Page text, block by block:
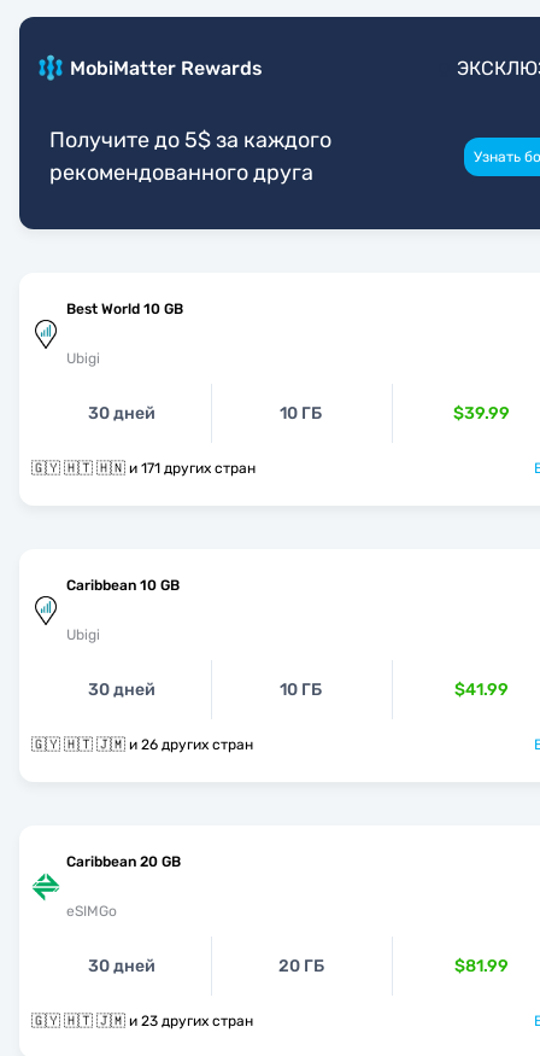
MobiMatter Rewards
Получите до 5$ за каждого
рекомендованного друга
Узнать
Best World 10 GB
Ubigi
30 дней 10 ГБ $39.99
🇬🇾 🇭🇹 🇭🇳 и 171 других стран
Caribbean 10 GB
Ubigi
30 дней 10 ГБ $41.99
🇬🇾 🇭🇹 🇯🇲 и 26 других стран
Caribbean 20 GB
eSIMGo
30 дней 20 ГБ $81.99
🇬🇾 🇭🇹 🇯🇲 и 23 других стран